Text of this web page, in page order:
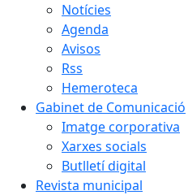
Notícies
Agenda
Avisos
Rss
Hemeroteca
Gabinet de Comunicació
Imatge corporativa
Xarxes socials
Butlletí digital
Revista municipal